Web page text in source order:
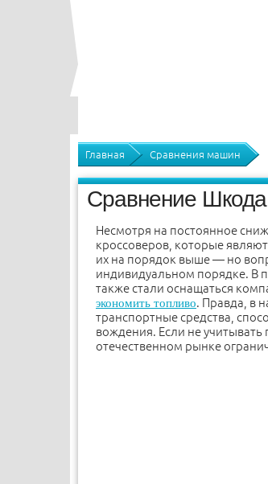
Главная Сравнения машин
Сравнение
Несмотря на постоянное
кроссоверов, которые
их на порядок выше — но
индивидуальном порядке. В
также стали оснащаться
экономить топливо. Правда, в
транспортные средства,
вождения. Если не
отечественном рынке